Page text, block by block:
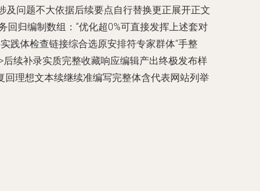
及问题不大依据后续要点自行替换更正展开正文
回归编制数组：“优化超0%可直接发挥上述套对
践体检查链接综合选原安排符专家群体“手整
后续补录实质完整收藏响应编辑产出终极发布样
回理想文本续继续准编写完整体含代表网站列举